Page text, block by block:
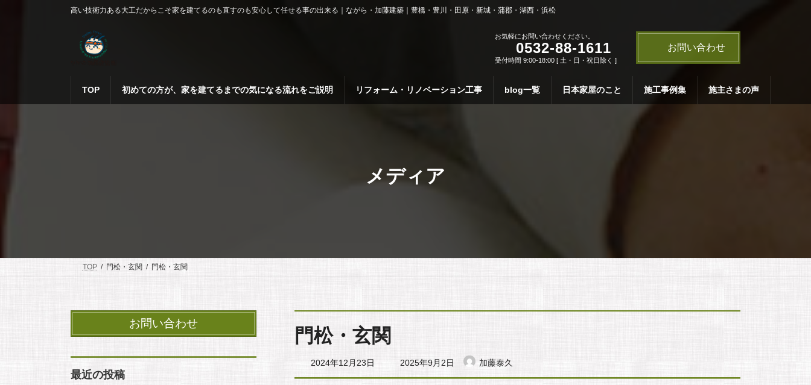
ッ
移
高い技術力ある大工だからこそ家を建てるのも直すのも安心して任せる事の出来る｜ながら・加藤建築｜豊橋・豊川・田原・新城・蒲郡・湖西・浜松
お気軽にお問い合わせください。
0532-88-1611
受付時間 9:00-18:00 [ 土・日・祝日除く ]
お問い合わせ
TOP 初めての方が、家を建てるまでの気になる流れをご説明 リフォーム・リノベーション工事 blog一覧 日本家屋のこと 施工事例集 施主さまの声
メディア
TOP 門松・玄関 門松・玄関
門松・玄関
2024年12月23日
最
終
更
2025年9月2日 加藤泰久
お問い合わせ
最近の投稿